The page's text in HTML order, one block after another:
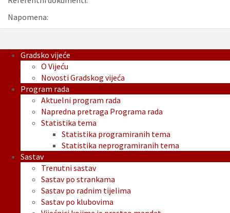
Napomena:
Gradsko vijeće
O Vijeću
Novosti Gradskog vijeća
Program rada
Aktuelni program rada
Napredna pretraga Programa rada
Statistika tema
Statistika programiranih tema
Statistika neprogramiranih tema
Sastav
Trenutni sastav
Sastav po strankama
Sastav po radnim tijelima
Sastav po klubovima